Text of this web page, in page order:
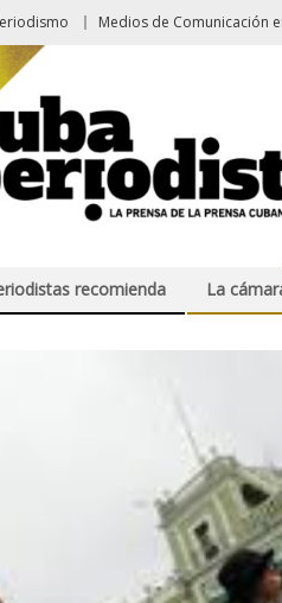
Medios de Comunicación
recomienda La